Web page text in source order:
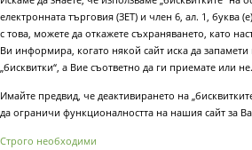
електронната търговия (ЗЕТ) и член 6, ал. 1, буква
с това, можете да откажете съхраняването, като
Ви информира, когато някой сайт иска да запамети
„бисквитки“, а Вие съответно да ги приемате или не.
Имайте предвид, че деактивирането на
да ограничи функционалността на нашия сайт за
Строго необходими